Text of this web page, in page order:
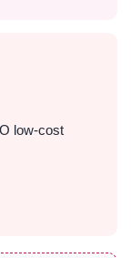
low-cost